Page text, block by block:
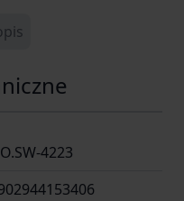
4223